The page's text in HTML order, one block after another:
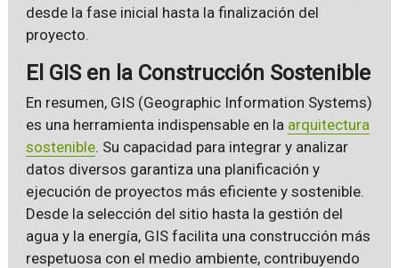
desde la fase inicial hasta la finalización del
proyecto.
El GIS en la Construcción Sostenible
En resumen, GIS (Geographic Information Systems)
es una herramienta indispensable en la arquitectura
sostenible. Su capacidad para integrar y analizar
datos diversos garantiza una planificación y
ejecución de proyectos más eficiente y sostenible.
Desde la selección del sitio hasta la gestión del
agua y la energía, GIS facilita una construcción más
respetuosa con el medio ambiente, contribuyendo